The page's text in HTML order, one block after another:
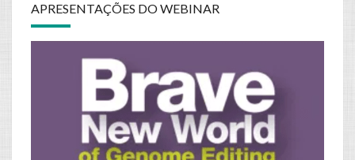
APRESENTAÇÕES DO WEBINAR